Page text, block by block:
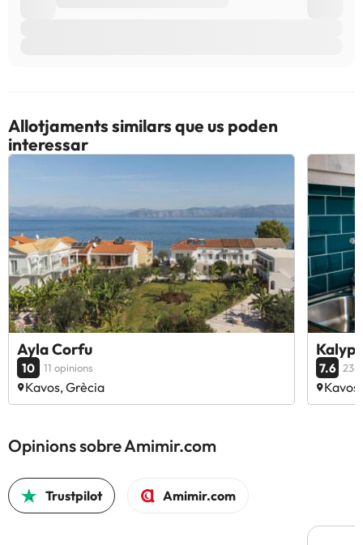
Allotjaments similars que us poden
interessar
Ayla Corfu
10 11 opinions
Kavos, Grècia
7.6 236
Opinions sobre Amimir.com
Trustpilot Amimir.com